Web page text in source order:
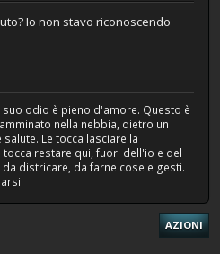
Io non stavo riconoscendo
odio è pieno d'amore. Questo è
nella nebbia, dietro un
Le tocca lasciare la
tocca restare qui, fuori dell'io e del
districare, da farne cose e gesti.
AZIONI